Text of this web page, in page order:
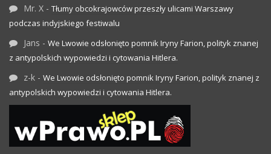
Mr. X - Tłumy obcokrajowców przeszły ulicami Warszawy
podczas indyjskiego festiwalu
Jans - We Lwowie odsłonięto pomnik Iryny Farion, polityk znanej
z antypolskich wypowiedzi i cytowania Hitlera.
z-k - We Lwowie odsłonięto pomnik Iryny Farion, polityk znanej z
antypolskich wypowiedzi i cytowania Hitlera.